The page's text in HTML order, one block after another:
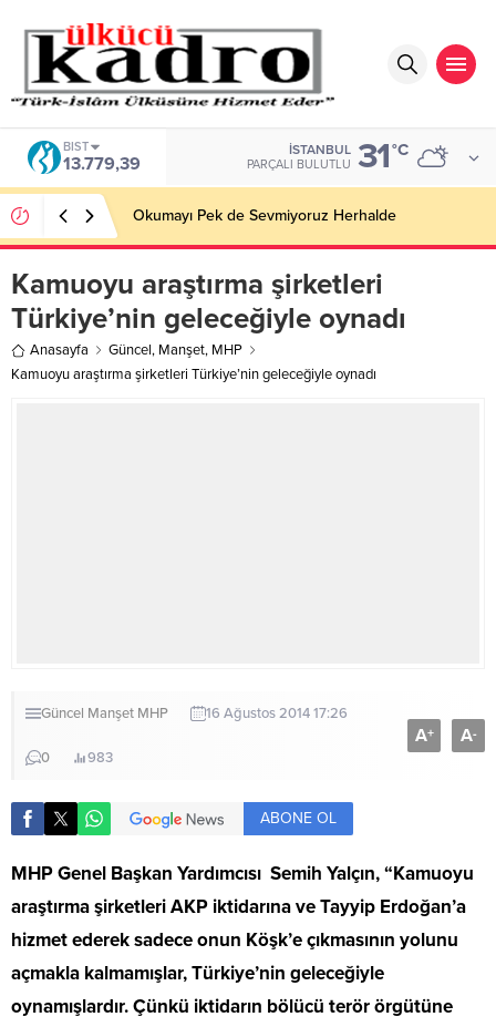
DOLAR
47,7111
İSTANBUL
PARÇALI BULUTLU 31°C
BİR AKADEMİDEN DAHA FAZLASI
Kamuoyu araştırma şirketleri
Türkiye’nin geleceğiyle oynadı
Anasayfa Güncel, Manşet, MHP
Kamuoyu araştırma şirketleri Türkiye’nin geleceğiyle oynadı
Güncel Manşet MHP 16 Ağustos 2014 17:26
0 983
A+ A-
ABONE OL
MHP Genel Başkan Yardımcısı Semih Yalçın, “Kamuoyu
araştırma şirketleri AKP iktidarına ve Tayyip Erdoğan’a
hizmet ederek sadece onun Köşk’e çıkmasının yolunu
açmakla kalmamışlar, Türkiye’nin geleceğiyle
oynamışlardır. Çünkü iktidarın bölücü terör örgütüne